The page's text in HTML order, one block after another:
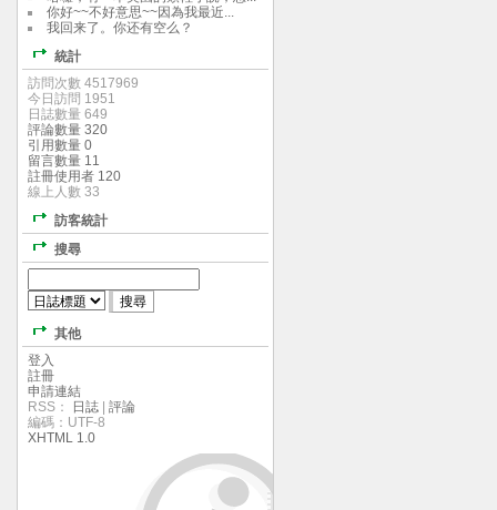
你好~~不好意思~~因為我最近...
我回来了。你还有空么？
統計
訪問次數 4517969
今日訪問 1951
日誌數量 649
評論數量 320
引用數量 0
留言數量 11
註冊使用者 120
線上人數 33
訪客統計
搜尋
其他
登入
註冊
申請連結
RSS：
日誌
評論
編碼：UTF-8
XHTML 1.0